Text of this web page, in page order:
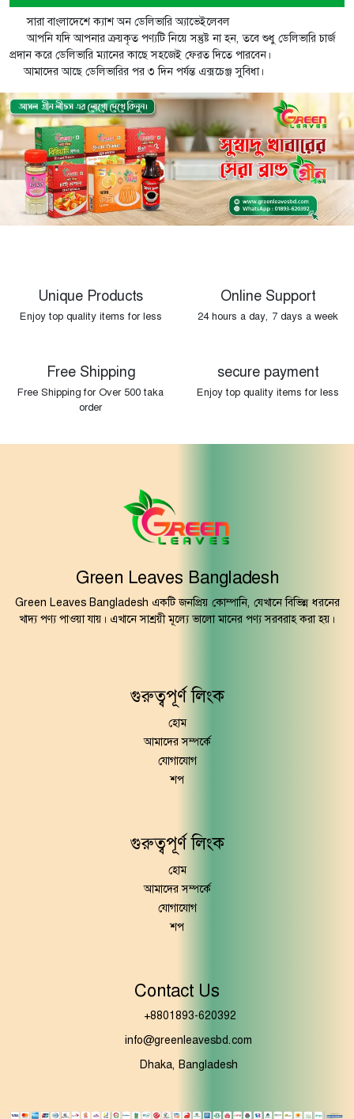
সারা বাংলাদেশে ক্যাশ অন ডেলিভারি অ্যাভেইলেবল
আপনি যদি আপনার ক্রয়কৃত পণ্যটি নিয়ে সন্তুষ্ট না হন, তবে শুধু ডেলিভারি চার্জ
প্রদান করে ডেলিভারি ম্যানের কাছে সহজেই ফেরত দিতে পারবেন।
আমাদের আছে ডেলিভারির পর ৩ দিন পর্যন্ত এক্সচেঞ্জ সুবিধা।
Unique Products
Enjoy top quality items for less
Online Support
24 hours a day, 7 days a week
Free Shipping
Free Shipping for Over 500 taka
order
secure payment
Enjoy top quality items for less
Green Leaves Bangladesh
Green Leaves Bangladesh একটি জনপ্রিয় কোম্পানি, যেখানে বিভিন্ন ধরনের
খাদ্য পণ্য পাওয়া যায়। এখানে সাশ্রয়ী মূল্যে ভালো মানের পণ্য সরবরাহ করা হয়।
গুরুত্বপূর্ণ লিংক
হোম
আমাদের সম্পর্কে
যোগাযোগ
শপ
গুরুত্বপূর্ণ লিংক
হোম
আমাদের সম্পর্কে
যোগাযোগ
শপ
Contact Us
+8801893-620392
info@greenleavesbd.com
Dhaka, Bangladesh